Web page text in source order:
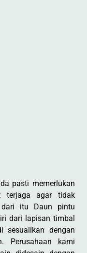
pasti memerlukan
terjaga agar tidak
itu Daun pintu
dari lapisan timbal
sesuaiikan dengan
Perusahaan kami